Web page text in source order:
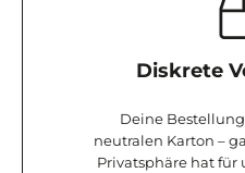
Diskrete
Deine
neutralen Karton –
Privatsphäre hat für